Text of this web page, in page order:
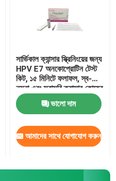
সার্ভিকাল ক্যান্সার স্ক্রিনিংয়ের জন্য
HPV E7 অনকোপ্রোটিন টেস্ট
কিট, ১৫ মিনিটে ফলাফল, স্ব-
নমুনা এবং সরাসরি ক্যান্সার কোষের
প্রোটিন সনাক্তকরণ
ভালো দাম
আমাদের সাথে যোগাযোগ করুন